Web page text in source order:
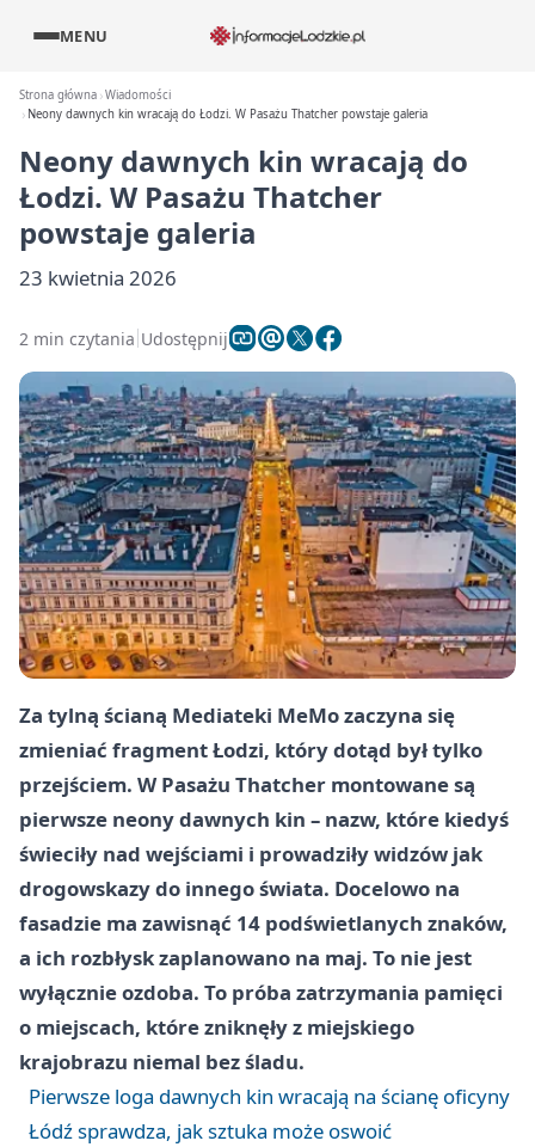
MENU
Strona główna Wiadomości
Neony dawnych kin wracają do Łodzi. W Pasażu Thatcher powstaje galeria
Neony dawnych kin wracają do
Łodzi. W Pasażu Thatcher
powstaje galeria
23 kwietnia 2026
2 min czytania Udostępnij
Za tylną ścianą Mediateki MeMo zaczyna się
zmieniać fragment Łodzi, który dotąd był tylko
przejściem. W Pasażu Thatcher montowane są
pierwsze neony dawnych kin – nazw, które kiedyś
świeciły nad wejściami i prowadziły widzów jak
drogowskazy do innego świata. Docelowo na
fasadzie ma zawisnąć 14 podświetlanych znaków,
a ich rozbłysk zaplanowano na maj. To nie jest
wyłącznie ozdoba. To próba zatrzymania pamięci
o miejscach, które zniknęły z miejskiego
krajobrazu niemal bez śladu.
Pierwsze loga dawnych kin wracają na ścianę oficyny
Łódź sprawdza, jak sztuka może oswoić